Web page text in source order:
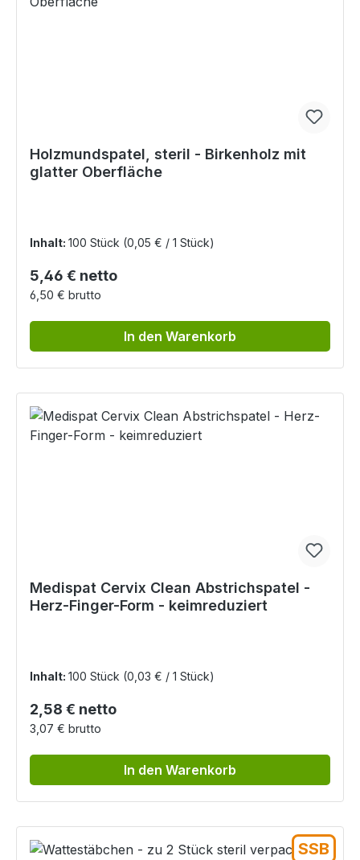
Holzmundspatel, steril - Birkenholz mit
glatter Oberfläche
Inhalt: 100 Stück (0,05 € / 1 Stück)
Regulärer Preis:
5,46 € netto
6,50 € brutto
In den Warenkorb
Medispat Cervix Clean Abstrichspatel -
Herz-Finger-Form - keimreduziert
Inhalt: 100 Stück (0,03 € / 1 Stück)
Regulärer Preis:
2,58 € netto
3,07 € brutto
In den Warenkorb
SSB